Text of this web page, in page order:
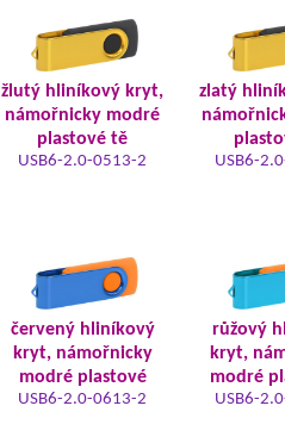
žlutý hliníkový kryt,
námořnicky modré
plastové tě
USB6-2.0-0513-2
zlatý
USB6-
červený hliníkový
kryt, námořnicky
modré plastové
USB6-2.0-0613-2
růžový
kryt,
modré
USB6-